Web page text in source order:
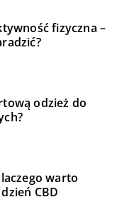
fizyczna –
odzież do
warto
CBD